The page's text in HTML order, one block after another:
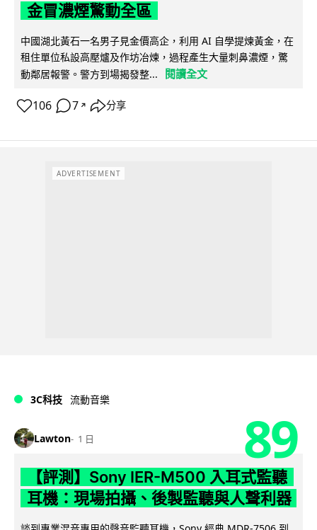
金冒濃煙驚動全區
中國湖北黃石一名男子見金價高企，利用 AI 自學提煉黃金，在
租住單位私設高壓爐及作坊冶煉，過程產生大量刺鼻濃煙，驚
動鄰居報警。警方到場揭發整...
閱讀全文
106 7 ↗ 分享
ADVERTISEMENT
3C科技 流動音樂
Lawton 1 日 89
【評測】Sony IER-M500 入耳式監聽
耳機：現場拍攝、後製監聽與人聲利器